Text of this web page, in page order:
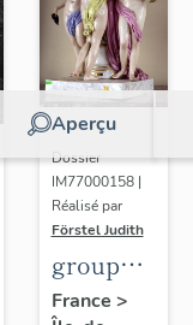
Aperçu
Dossier
IM77000158 |
Réalisé par
Förstel Judith
groupe
des
France >